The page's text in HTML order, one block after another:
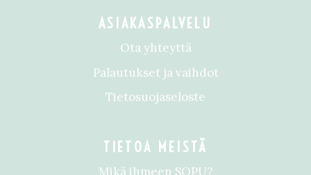
ASIAKASPALVELU
Ota yhteyttä
Palautukset ja vaihdot
Tietosuojaseloste
TIETOA MEISTÄ
Mikä ihmeen SOPU?